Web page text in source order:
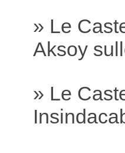
» Le
Aksoy
» Le